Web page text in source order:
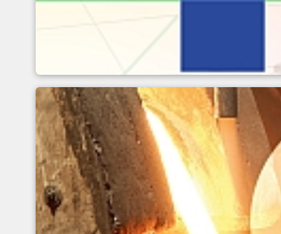
Definición e